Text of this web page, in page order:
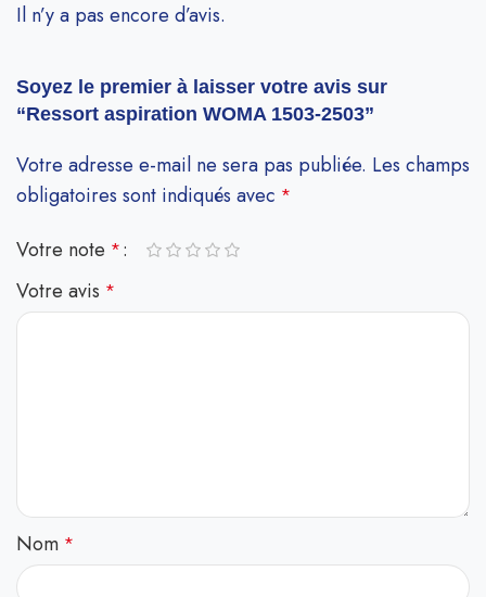
Il n’y a pas encore d’avis.
Soyez le premier à laisser votre avis sur
“Ressort aspiration WOMA 1503-2503”
Votre adresse e-mail ne sera pas publiée. Les champs
obligatoires sont indiqués avec *
Votre note *
Votre avis *
Nom *